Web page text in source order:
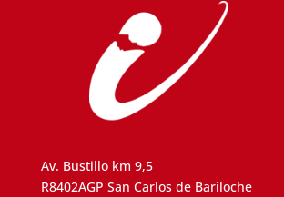
Av. Bustillo km 9,5
R8402AGP San Carlos de Bariloche